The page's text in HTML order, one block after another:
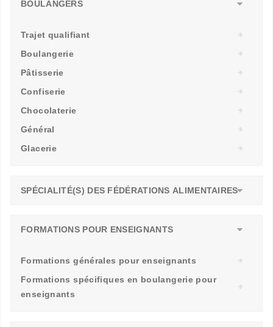
BOULANGERS
Trajet qualifiant
Boulangerie
Pâtisserie
Confiserie
Chocolaterie
Général
Glacerie
SPÉCIALITÉ(S) DES FÉDÉRATIONS ALIMENTAIRES
FORMATIONS POUR ENSEIGNANTS
Formations générales pour enseignants
Formations spécifiques en boulangerie pour
enseignants